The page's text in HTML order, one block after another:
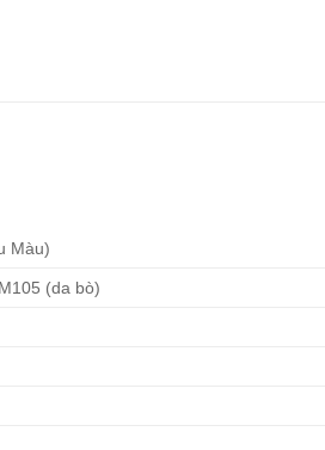
Màu)
(da bò)